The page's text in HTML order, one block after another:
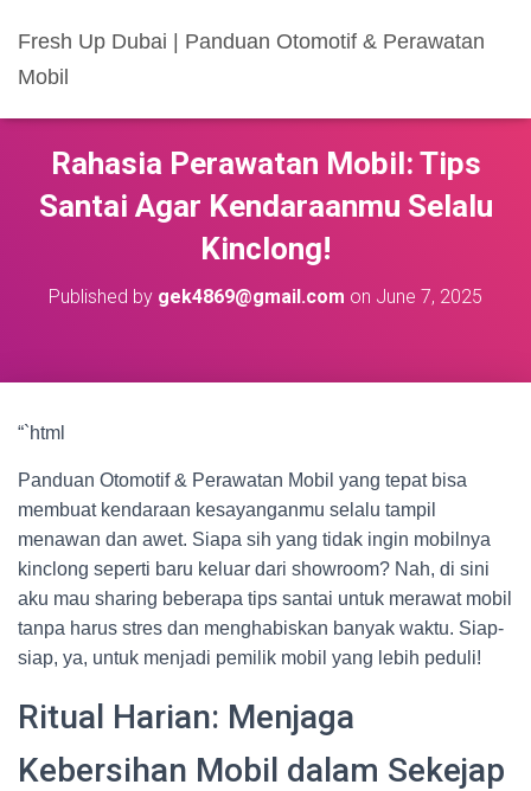
Fresh Up Dubai | Panduan Otomotif & Perawatan
Mobil
Rahasia Perawatan Mobil: Tips
Santai Agar Kendaraanmu Selalu
Kinclong!
Published by gek4869@gmail.com on June 7, 2025
“`html
Panduan Otomotif & Perawatan Mobil yang tepat bisa
membuat kendaraan kesayanganmu selalu tampil
menawan dan awet. Siapa sih yang tidak ingin mobilnya
kinclong seperti baru keluar dari showroom? Nah, di sini
aku mau sharing beberapa tips santai untuk merawat mobil
tanpa harus stres dan menghabiskan banyak waktu. Siap-
siap, ya, untuk menjadi pemilik mobil yang lebih peduli!
Ritual Harian: Menjaga
Kebersihan Mobil dalam Sekejap